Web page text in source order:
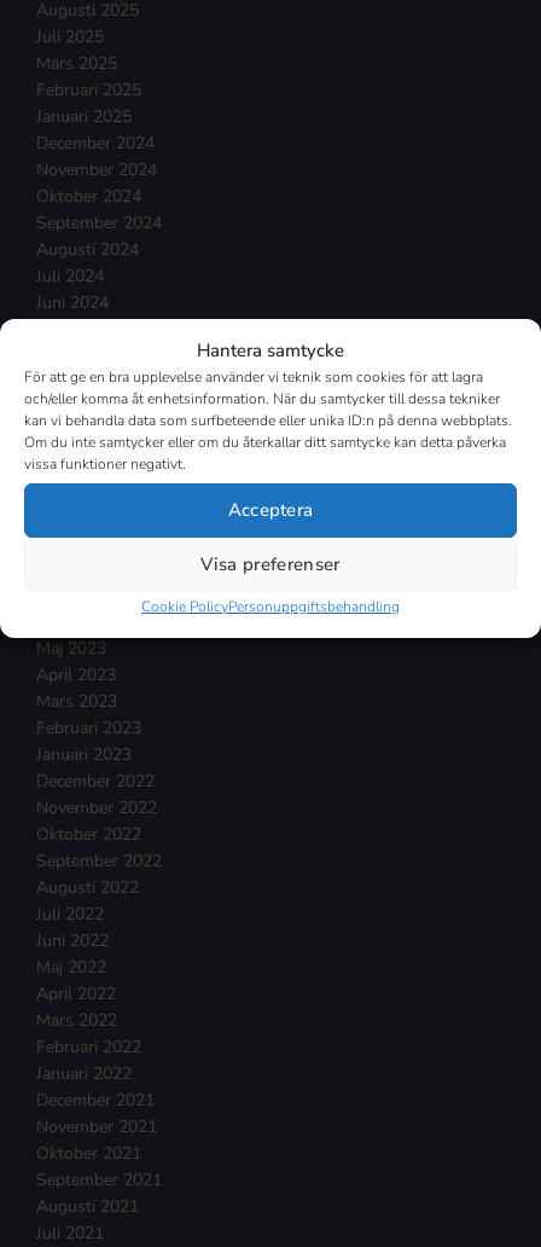
Hantera samtycke
För att ge en bra upplevelse använder vi teknik som cookies för att lagra
och/eller komma åt enhetsinformation. När du samtycker till dessa tekniker
kan vi behandla data som surfbeteende eller unika ID:n på denna webbplats.
Om du inte samtycker eller om du återkallar ditt samtycke kan detta påverka
vissa funktioner negativt.
Acceptera
Visa preferenser
Cookie PolicyPersonuppgiftsbehandling
Augusti 2025
Juli 2025
Mars 2025
Februari 2025
Januari 2025
December 2024
November 2024
Oktober 2024
September 2024
Augusti 2024
Juli 2024
Juni 2024
Mars 2024
Februari 2024
Januari 2024
December 2023
November 2023
September 2023
Maj 2023
April 2023
Mars 2023
Februari 2023
Januari 2023
December 2022
November 2022
Oktober 2022
September 2022
Augusti 2022
Juli 2022
Juni 2022
Maj 2022
April 2022
Mars 2022
Februari 2022
Januari 2022
December 2021
November 2021
Oktober 2021
September 2021
Augusti 2021
Juli 2021